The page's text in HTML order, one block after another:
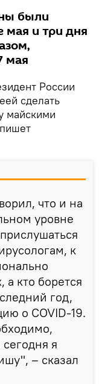
были
мая и три дня
мая
России
сделать
майскими
что и на
уровне
к
а кто борется
год,
о COVID-19.
я
– сказал